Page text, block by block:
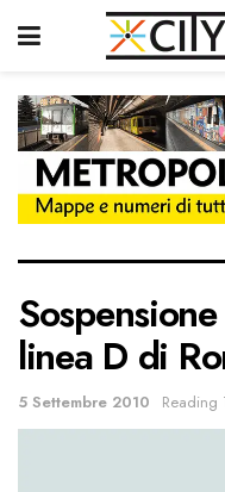
linea D di
5 Settembre 2010 Reading